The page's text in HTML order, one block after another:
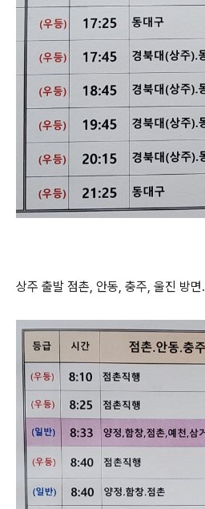
상주 출발 점촌, 안동, 충주, 울진 방면.